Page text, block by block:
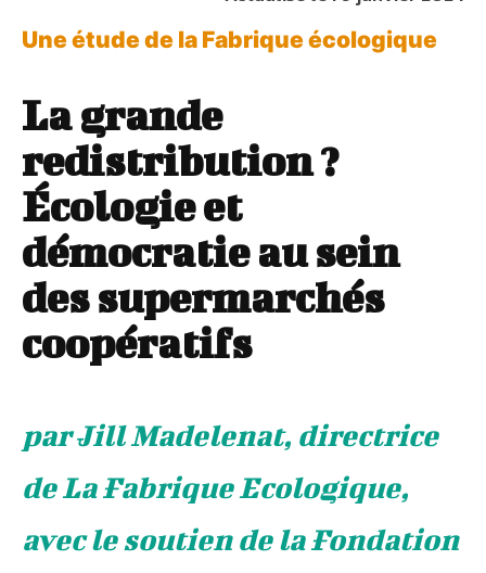
Une étude de la Fabrique écologique
La grande
redistribution ?
Écologie et
démocratie au sein
des supermarchés
coopératifs
par Jill Madelenat, directrice
de La Fabrique Ecologique,
avec le soutien de la Fondation